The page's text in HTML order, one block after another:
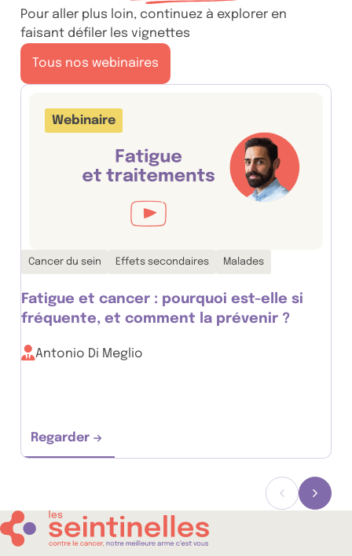
Pour aller plus loin, continuez à explorer en
faisant défiler les vignettes
Tous nos webinaires
Webinaire
Thématiques associées :
Cancer du sein Effets secondaires Malades
Fatigue et cancer : pourquoi est-elle si
fréquente, et comment la prévenir ?
Antonio Di Meglio
Regarder
Fatigue et cancer : pourquoi est-elle si
Précédent